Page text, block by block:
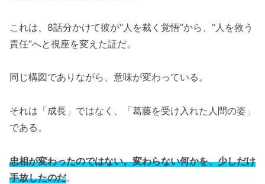
これは、8話分かけて彼が“人を裁く覚悟”から、“人を救う
責任”へと視座を変えた証だ。
同じ構図でありながら、意味が変わっている。
それは「成長」ではなく、「葛藤を受け入れた人間の姿」
である。
忠相が変わったのではない。変わらない何かを、少しだけ
手放したのだ。